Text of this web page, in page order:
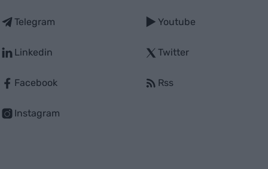
Telegram
Linkedin
Facebook
Instagram
Youtube
Twitter
Rss